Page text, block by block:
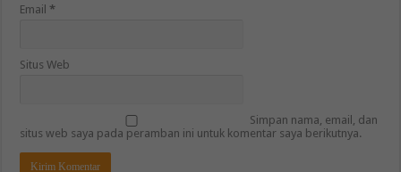
Email*
Situs Web
Simpan nama, email, dan
situs web saya pada peramban ini untuk komentar saya berikutnya.